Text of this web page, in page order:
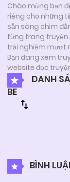
Chào mừng bạn
riêng cho những
sẵn sàng chìm
từng trang truyện
trải nghiệm mượt
Bạn đang xem
website đọc
DANH
BE
BÌNH